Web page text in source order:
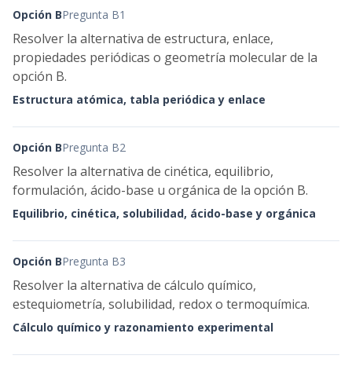
Opción BPregunta B1
Resolver la alternativa de estructura, enlace,
propiedades periódicas o geometría molecular de la
opción B.
Estructura atómica, tabla periódica y enlace
Opción BPregunta B2
Resolver la alternativa de cinética, equilibrio,
formulación, ácido-base u orgánica de la opción B.
Equilibrio, cinética, solubilidad, ácido-base y orgánica
Opción BPregunta B3
Resolver la alternativa de cálculo químico,
estequiometría, solubilidad, redox o termoquímica.
Cálculo químico y razonamiento experimental